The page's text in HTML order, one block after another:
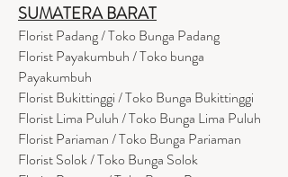
SUMATERA BARAT
Florist Padang / Toko Bunga Padang
Florist Payakumbuh / Toko bunga
Payakumbuh
Florist Bukittinggi / Toko Bunga Bukittinggi
Florist Lima Puluh / Toko Bunga Lima Puluh
Florist Pariaman / Toko Bunga Pariaman
Florist Solok / Toko Bunga Solok